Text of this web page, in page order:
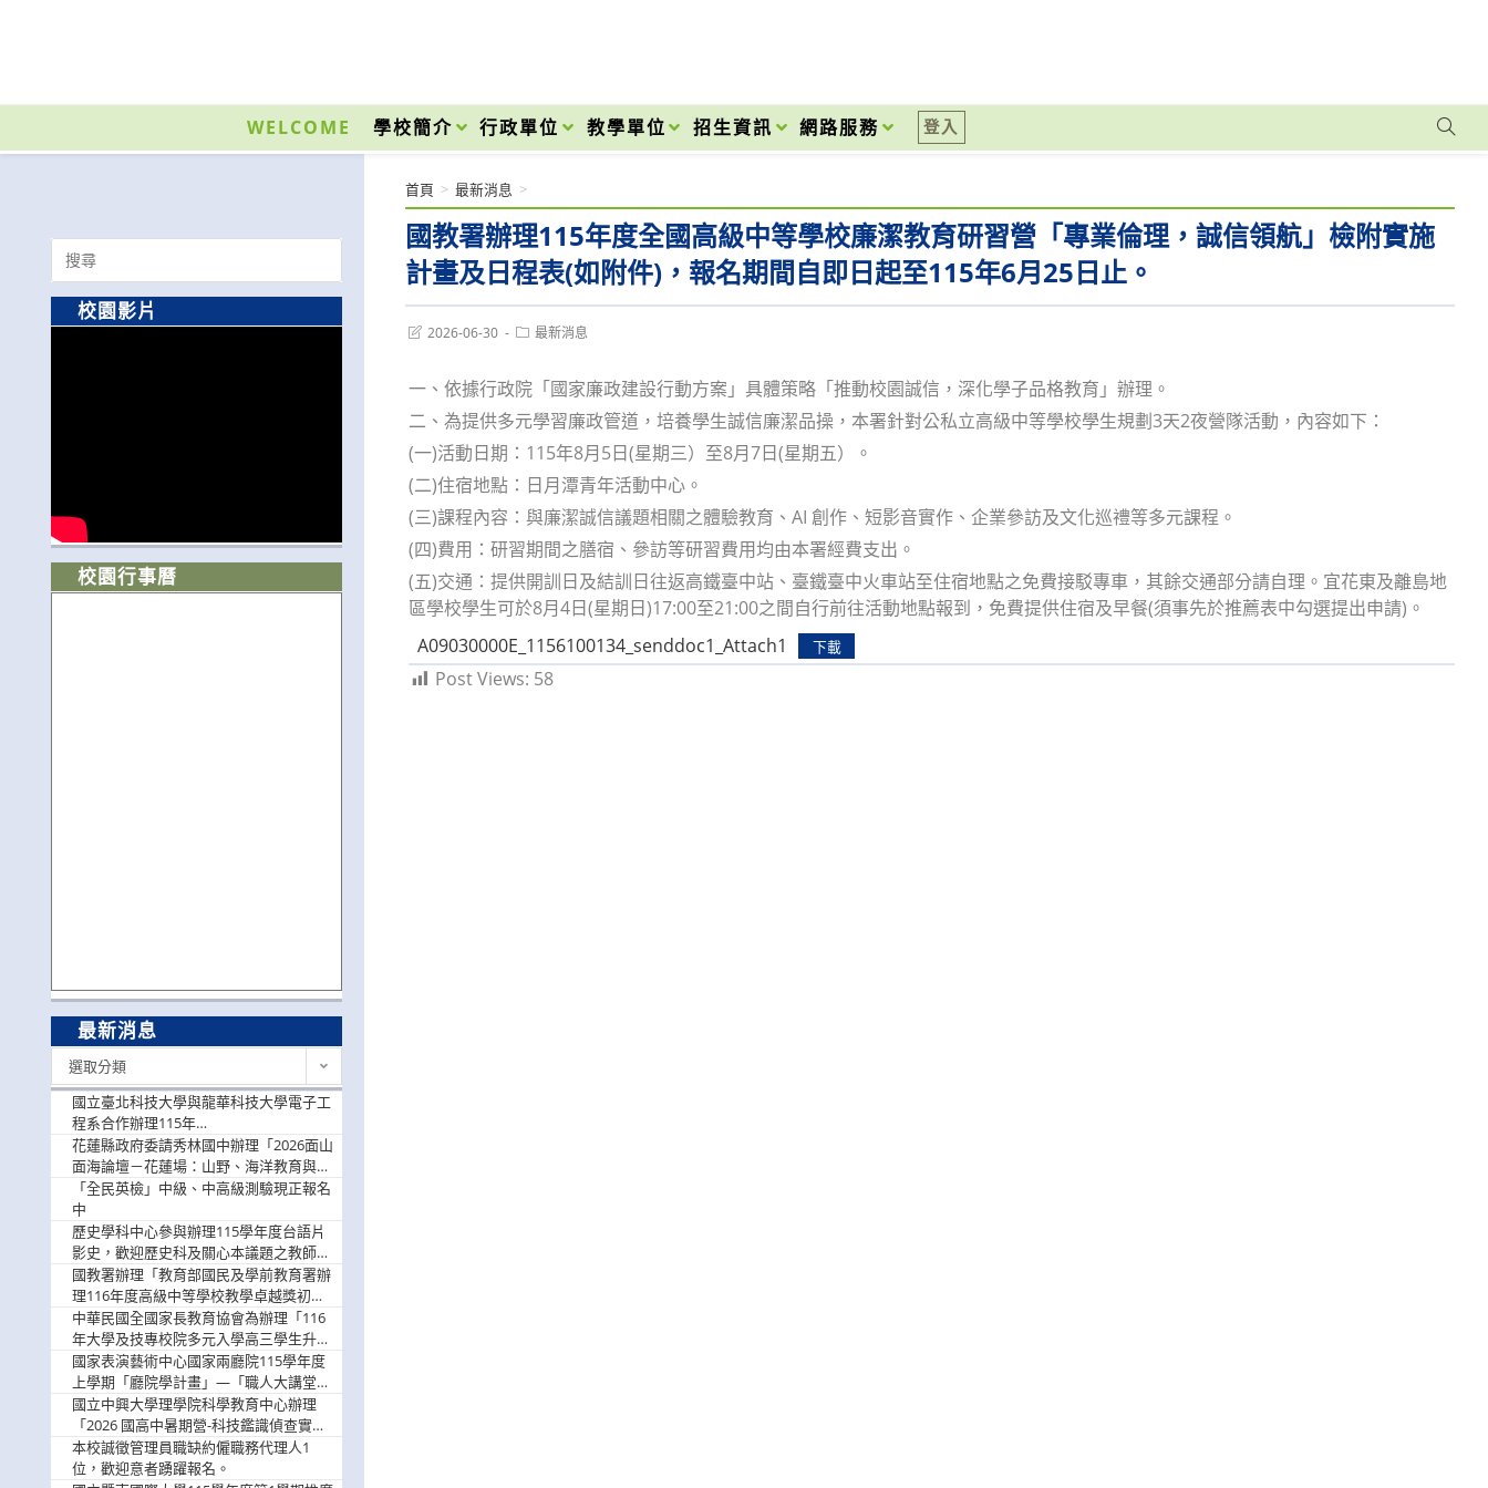
內
WELCOME 學校簡介 行政單位 教學單位 招生資訊 網路服務 登入
國教署辦理115年度全國高級中等學校廉潔教育研習營「專業倫理，誠信領航」檢附實施
計畫及日程表(如附件)，報名期間自即日起至115年6月25日止。
首頁 > 最新消息 >
Post2026-06-30
Post最新消息
一、依據行政院「國家廉政建設行動方案」具體策略「推動校園誠信，深化學子品格教育」辦理。
二、為提供多元學習廉政管道，培養學生誠信廉潔品操，本署針對公私立高級中等學校學生規劃3天2夜營隊活動，內容如下：
(一)活動日期：115年8月5日(星期三）至8月7日(星期五）。
(二)住宿地點：日月潭青年活動中心。
(三)課程內容：與廉潔誠信議題相關之體驗教育、AI 創作、短影音實作、企業參訪及文化巡禮等多元課程。
(四)費用：研習期間之膳宿、參訪等研習費用均由本署經費支出。
(五)交通：提供開訓日及結訓日往返高鐵臺中站、臺鐵臺中火車站至住宿地點之免費接駁專車，其餘交通部分請自理。宜花東及離島地
區學校學生可於8月4日(星期日)17:00至21:00之間自行前往活動地點報到，免費提供住宿及早餐(須事先於推薦表中勾選提出申請)。
A09030000E_1156100134_senddoc1_Attach1
下載
Post Views: 58
Search
for:
校園影片
校園行事曆
最新消息
選取分類
國立臺北科技大學與龍華科技大學電子工
程系合作辦理115年
「115.08.10~08.12「AI賦能應用於智慧半
導體研習營」，歡迎學生踴躍報名參加
花蓮縣政府委請秀林國中辦理「2026面山
面海論壇－花蓮場：山野、海洋教育與戶
外安全實務課程」，歡迎踴躍報名參加
「全民英檢」中級、中高級測驗現正報名
中
歷史學科中心參與辦理115學年度台語片
影史，歡迎歷史科及關心本議題之教師踴
躍報名參加
國教署辦理「教育部國民及學前教育署辦
理116年度高級中等學校教學卓越獎初選
實施計畫」，鼓勵教師踴躍報名
中華民國全國家長教育協會為辦理「116
年大學及技專校院多元入學高三學生升學
輔導家長說明會」
國家表演藝術中心國家兩廳院115學年度
上學期「廳院學計畫」—「職人大講堂」
及「一日體驗課程」，鼓勵踴躍報名參
與。
國立中興大學理學院科學教育中心辦理
「2026 國高中暑期營-科技鑑識偵查實戰
營」活動資訊，鼓勵學生踴躍報名參加。
本校誠徵管理員職缺約僱職務代理人1
位，歡迎意者踴躍報名。